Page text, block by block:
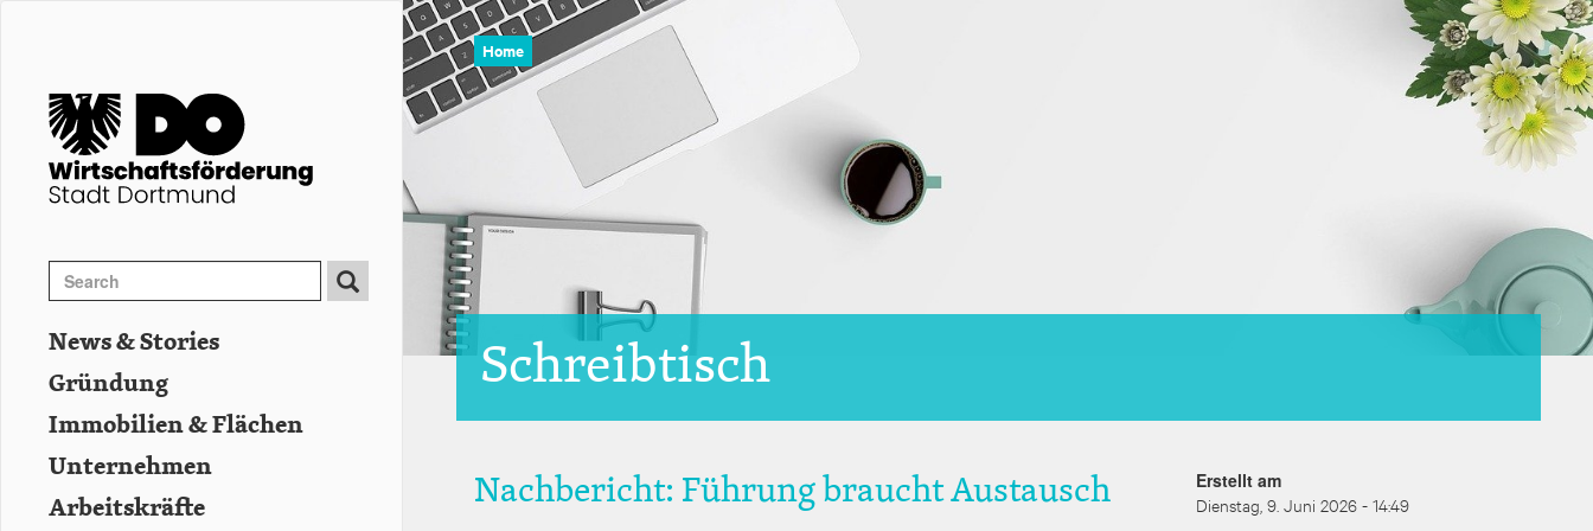
Suche
Search Search
Hauptnavigation
News & Stories
Gründung
Immobilien & Flächen
Unternehmen
Arbeitskräfte
Home
Image
Schreibtisch
Nachbericht: Führung braucht Austausch Erstellt am
Dienstag, 9. Juni 2026 - 14:49